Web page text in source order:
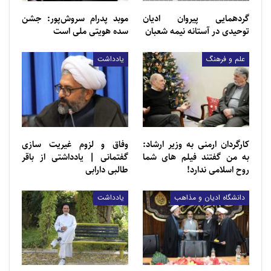
باورنکردنی است.
مطالب مرتبط
حمایت از اسرائیل برای یهودیان جوان آمریکایی اهمیت
کمتری…
سخنرانی‌های پاپ لئو با هوش مصنوعی درست نشده‌اند
بیشتر قطعات بازمانده قرآن حجازی که تعداد
انگشت‌شماری است در موزه‌ها، کتابخانه‌ها و مجموعه‌های
خصوصی در سراسر جهان نگهداری و به ندرت به بازار ارائه
می‌شود.
گردهمایی پیروان ادیان
توحیدی در آستانه نیمه شعبان
موبد پدرام سروش‌پور: جشن
سده هویتی ملی است
علم و فرهنگ
کارگردان ارمنی به وزیر ارشاد:
به من گفتند فیلم های شما
روح اسلامی ندارد!
یادداشت
وفاق و لزوم غیریت سازی
گفتمانی | یادداشتی از باقر
طالبی دارابی
دانشگاه ادیان و مذاهب یادداشت